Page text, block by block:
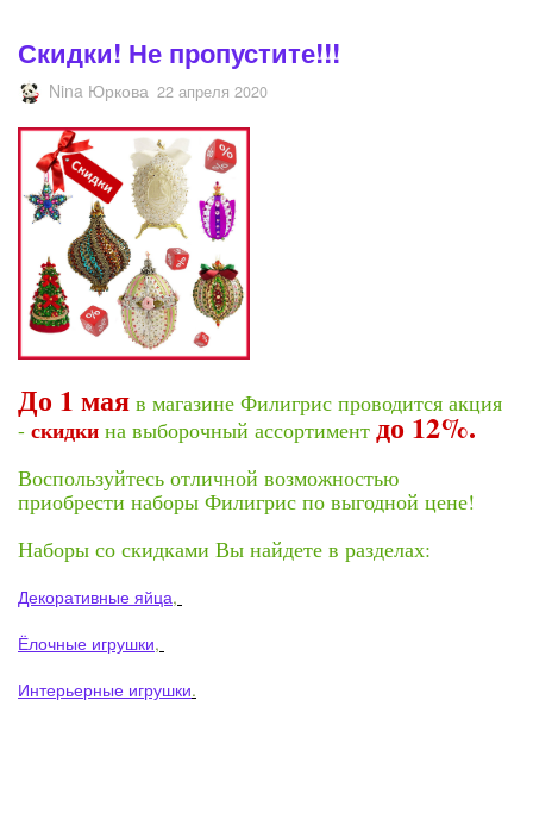
Скидки! Не пропустите!!!
Nina Юркова 22 апреля 2020
До 1 мая в магазине Филигрис проводится акция
- скидки на выборочный ассортимент до 12%.
Воспользуйтесь отличной возможностью
приобрести наборы Филигрис по выгодной цене!
Наборы со скидками Вы найдете в разделах:
Декоративные яйца,
Ёлочные игрушки,
Интерьерные игрушки.